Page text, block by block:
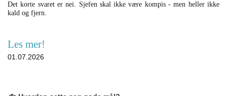
Det korte svaret er nei. Sjefen skal ikke være kompis - men heller ikke
kald og fjern.
Les mer!
01.07.2026